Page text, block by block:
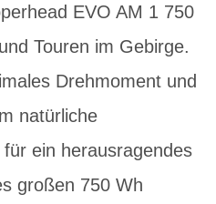
EVO AM 1 750
Touren im Gebirge.
Drehmoment und
natürliche
ein herausragendes
großen 750 Wh